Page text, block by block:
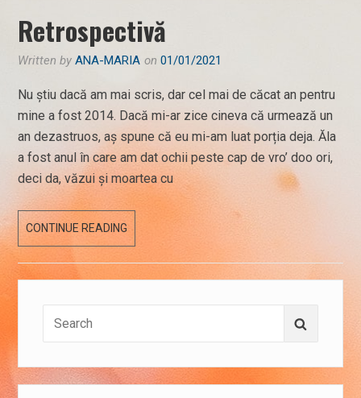
MĂ!
Retrospectivă
Written byANA-MARIA on01/01/2021
Nu știu dacă am mai scris, dar cel mai de căcat an pentru
mine a fost 2014. Dacă mi-ar zice cineva că urmează un
an dezastruos, aș spune că eu mi-am luat porția deja. Ăla
a fost anul în care am dat ochii peste cap de vro’ doo ori,
deci da, văzui și moartea cu
CONTINUE READING